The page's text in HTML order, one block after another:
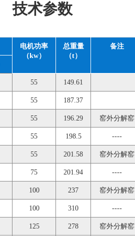
技术参数
电机功率
（kw）
总重量
（t）
备注
55 149.61
55 187.37
55 196.29 窑外分解窑
55 198.5 ----
55 201.58 窑外分解窑
75 201.94 ----
100 237 窑外分解窑
100 310 ----
125 278 窑外分解窑